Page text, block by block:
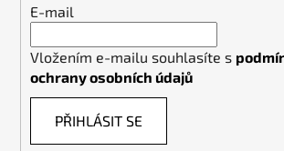
E-mail
Vložením e-mailu souhlasíte s
ochrany osobních údajů
PŘIHLÁSIT SE